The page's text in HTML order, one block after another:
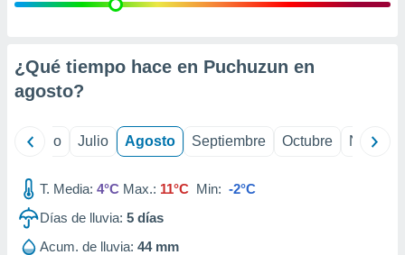
e
mediante
de
¿Qué tiempo hace en Puchuzun en
agosto?
Junio Julio Agosto Septiembre Octubre
T. Media: 4°C Max.: 11°C Min: -2°C
Días de lluvia: 5 días
Acum. de lluvia: 44 mm